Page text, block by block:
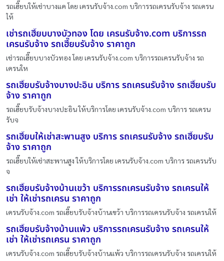
รถเฮี๊ยบให้เช่าบางแค โดย เครนรับจ้าง.com บริการรถเครนรับจ้าง รถเครน
ให้
เช่ารถเฮี๊ยบบางบัวทอง โดย เครนรับจ้าง.com บริการรถ
เครนรับจ้าง รถเฮี๊ยบรับจ้าง ราคาถูก
เช่ารถเฮี๊ยบบางบัวทอง โดย เครนรับจ้าง.com บริการรถเครนรับจ้าง รถ
เครนให
รถเฮี๊ยบรับจ้างบางปะอิน บริการ รถเครนรับจ้าง รถเฮี๊ยบรับ
จ้าง ราคาถูก
รถเฮี๊ยบรับจ้างบางปะอิน ให้บริการโดย เครนรับจ้าง.com บริการ รถเครน
รับจ
รถเฮี๊ยบให้เช่าสะพานสูง บริการ รถเครนรับจ้าง รถเฮี๊ยบรับ
จ้าง ราคาถูก
รถเฮี๊ยบให้เช่าสะพานสูง ให้บริการโดย เครนรับจ้าง.com บริการ รถเครนรับ
จ
รถเฮี๊ยบรับจ้างบ้านเขว้า บริการรถเครนรับจ้าง รถเครนให้
เช่า ให้เช่ารถเครน ราคาถูก
เครนรับจ้าง.com รถเฮี๊ยบรับจ้างบ้านเขว้า บริการรถเครนรับจ้าง รถเครนให้
รถเฮี๊ยบรับจ้างบ้านแพ้ว บริการรถเครนรับจ้าง รถเครนให้
เช่า ให้เช่ารถเครน ราคาถูก
เครนรับจ้าง.com รถเฮี๊ยบรับจ้างบ้านแพ้ว บริการรถเครนรับจ้าง รถเครนให้